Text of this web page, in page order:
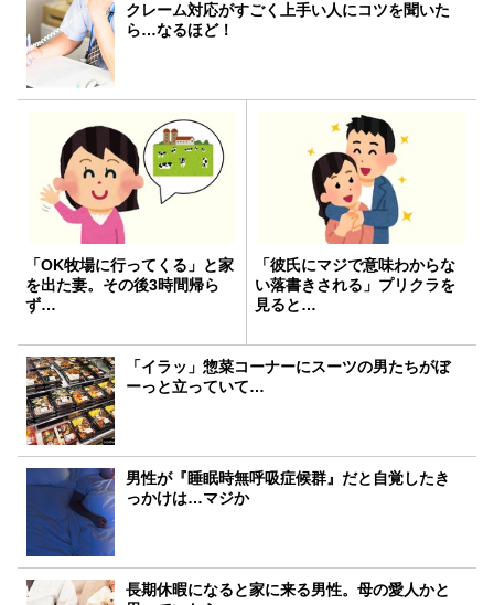
クレーム対応がすごく上手い人にコツを聞いた
ら…なるほど！
「OK牧場に行ってくる」と家
を出た妻。その後3時間帰ら
ず…
「彼氏にマジで意味わからな
い落書きされる」プリクラを
見ると…
「イラッ」惣菜コーナーにスーツの男たちがぼ
ーっと立っていて…
男性が『睡眠時無呼吸症候群』だと自覚したき
っかけは…マジか
長期休暇になると家に来る男性。母の愛人かと